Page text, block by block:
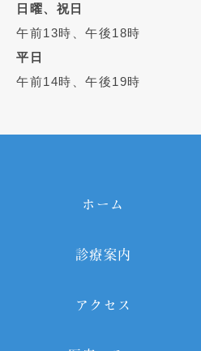
日曜、祝日
午前13時、午後18時
平日
午前14時、午後19時
ホーム
診療案内
アクセス